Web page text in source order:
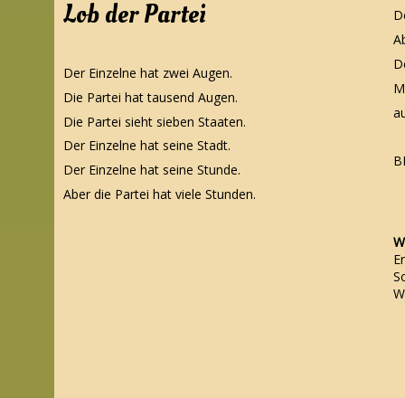
Lob der Partei
Der Einzelne hat zwei Augen.
Die Partei hat tausend Augen.
Die Partei sieht sieben Staaten.
Der Einzelne hat seine Stadt.
Der Einzelne hat seine Stunde.
Aber die Partei hat viele Stunden.